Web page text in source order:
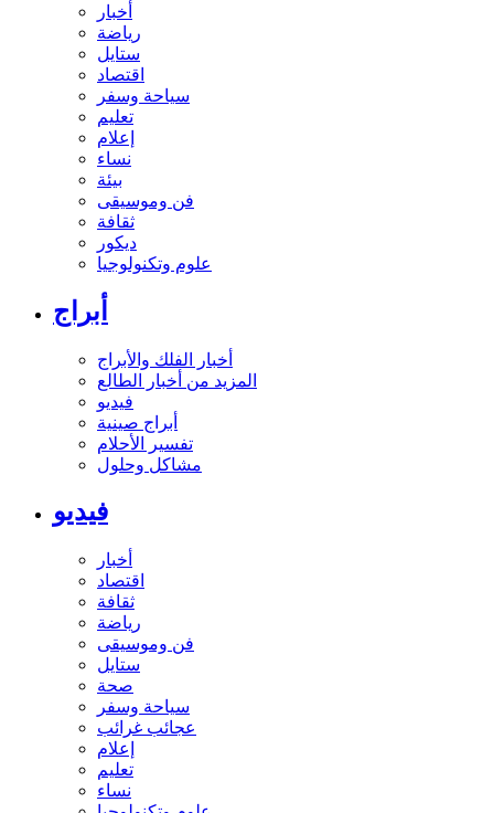
أخبار
رياضة
ستايل
اقتصاد
سياحة وسفر
تعليم
إعلام
نساء
بيئة
فن وموسيقى
ثقافة
ديكور
علوم وتكنولوجيا
أبراج
أخبار الفلك والأبراج
المزيد من أخبار الطالع
فيديو
أبراج صينية
تفسير الأحلام
مشاكل وحلول
فيديو
أخبار
اقتصاد
ثقافة
رياضة
فن وموسيقى
ستايل
صحة
سياحة وسفر
عجائب غرائب
إعلام
تعليم
نساء